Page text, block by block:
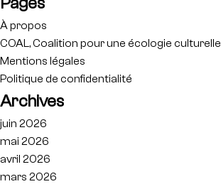
À propos
COAL, Coalition pour une écologie culturelle
Mentions légales
Politique de confidentialité
Archives
juin 2026
mai 2026
avril 2026
mars 2026